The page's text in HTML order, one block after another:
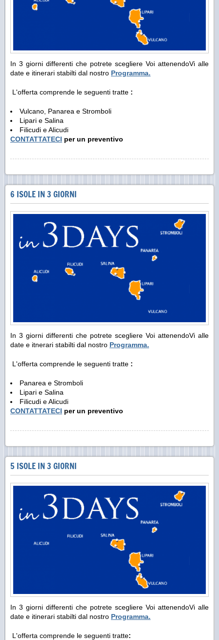
In 3 giorni differenti che potrete scegliere Voi attenendoVi alle
date e itinerari stabilti dal nostro Programma.
L'offerta comprende le seguenti tratte :
Vulcano, Panarea e Stromboli
Lipari e Salina
Filicudi e Alicudi
CONTATTATECI per un preventivo
6 ISOLE IN 3 GIORNI
In 3 giorni differenti che potrete scegliere Voi attenendoVi alle
date e itnerari stabilti dal nostro Programma.
L'offerta comprende le seguenti tratte :
Panarea e Stromboli
Lipari e Salina
Filicudi e Alicudi
CONTATTATECI per un preventivo
5 ISOLE IN 3 GIORNI
In 3 giorni differenti che potrete scegliere Voi attenendoVi alle
date e itinerari stabilti dal nostro Programma.
L'offerta comprende le seguenti tratte: